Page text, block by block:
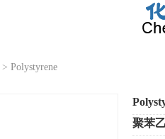
> Polystyrene
聚苯